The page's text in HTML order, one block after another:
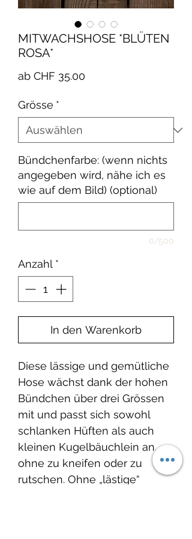
MITWACHSHOSE *BLÜTEN
ROSA*
ab CHF 35.00
Grösse *
Bündchenfarbe: (wenn nichts
angegeben wird, nähe ich es
wie auf dem Bild) (optional)
0/500
Anzahl *
In den Warenkorb
Diese lässige und gemütliche
Hose wächst dank der hohen
Bündchen über drei Grössen
mit und passt sich sowohl
schlanken Hüften als auch
kleinen Kugelbäuchlein an,
ohne zu kneifen oder zu
rutschen. Ohne „lästige“